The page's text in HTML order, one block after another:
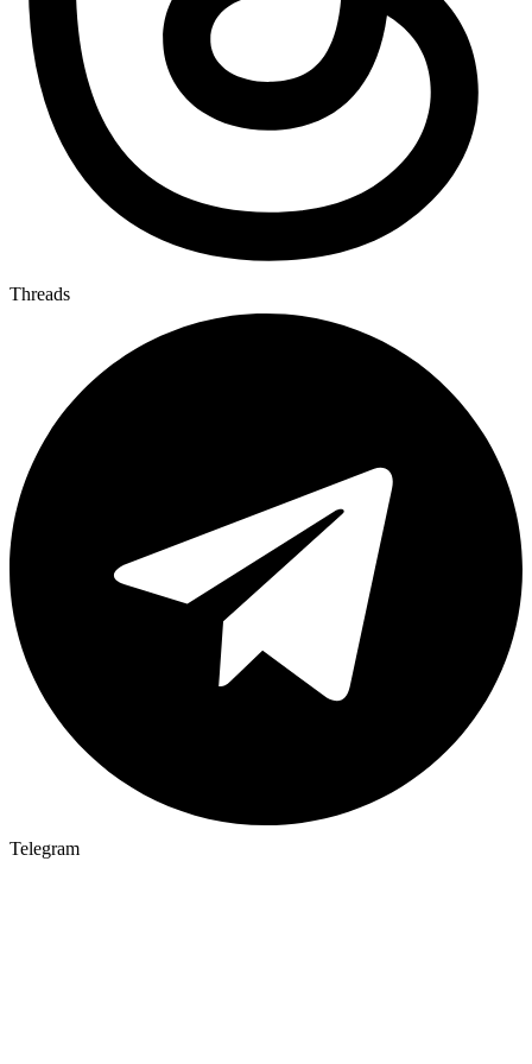
Threads
Telegram